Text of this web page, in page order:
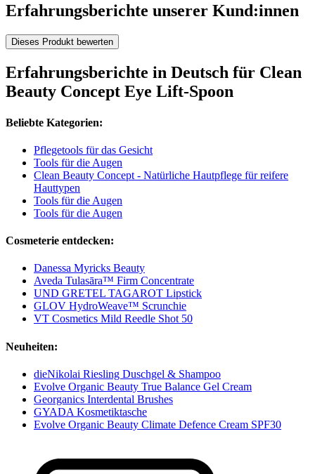
Erfahrungsberichte unserer Kund:innen
Dieses Produkt bewerten
Erfahrungsberichte in Deutsch für Clean
Beauty Concept Eye Lift-Spoon
Beliebte Kategorien:
Pflegetools für das Gesicht
Tools für die Augen
Clean Beauty Concept - Natürliche Hautpflege für reifere
Hauttypen
Tools für die Augen
Tools für die Augen
Cosmeterie entdecken:
Danessa Myricks Beauty
Aveda Tulasāra™ Firm Concentrate
UND GRETEL TAGAROT Lipstick
GLOV HydroWeave™ Scrunchie
VT Cosmetics Mild Reedle Shot 50
Neuheiten:
dieNikolai Riesling Duschgel & Shampoo
Evolve Organic Beauty True Balance Gel Cream
Georganics Interdental Brushes
GYADA Kosmetiktasche
Evolve Organic Beauty Climate Defence Cream SPF30